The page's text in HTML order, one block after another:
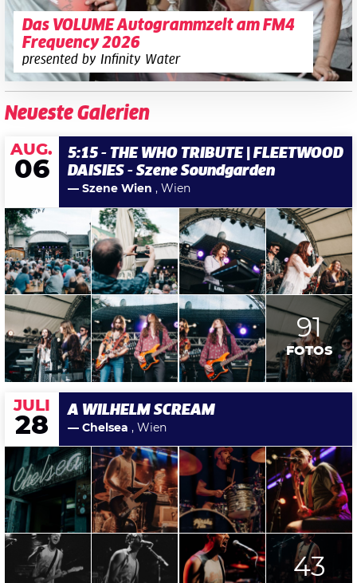
Das VOLUME Autogrammzelt am FM4
Frequency 2026
presented by Infinity Water
Neueste Galerien
AUG.
06
5:15 - THE WHO TRIBUTE | FLEETWOOD
DAISIES - Szene Soundgarden
— Szene Wien , Wien
91
FOTOS
JULI
28
A WILHELM SCREAM
— Chelsea , Wien
43